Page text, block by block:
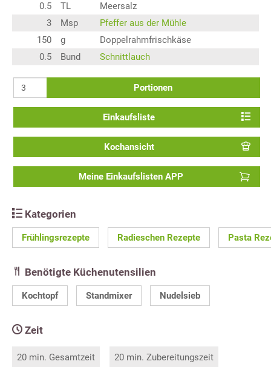
0.5
TL
Meersalz
3
Msp
Pfeffer aus der Mühle
150
g
Doppelrahmfrischkäse
0.5
Bund Schnittlauch
Portionen
Einkaufsliste
Kochansicht
Meine Einkaufslisten APP
Kategorien
Frühlingsrezepte Radieschen Rezepte Pasta
Benötigte Küchenutensilien
Kochtopf Standmixer Nudelsieb
Zeit
20 min. Gesamtzeit 20 min. Zubereitungszeit